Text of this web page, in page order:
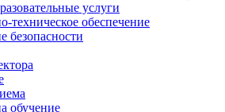
услуги
техническое обеспечение
безопасности
обучение